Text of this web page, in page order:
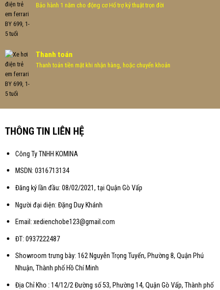
Bảo hành 1 năm cho động cơ Hổ trợ kỷ thuật trọn đời
Thanh toán
Thanh toán tiền mặt khi nhận hàng, hoặc chuyển khoản
THÔNG TIN LIÊN HỆ
Công Ty TNHH KOMINA
MSDN: 0316713134
Đăng ký lần đầu: 08/02/2021, tại Quận Gò Vấp
Người đại diện: Đặng Duy Khánh
Email: xedienchobe123@gmail.com
ĐT: 0937222487
Showroom trưng bày: 162 Nguyễn Trọng Tuyển, Phường 8, Quận Phú
Nhuận, Thành phố Hồ Chí Minh
Địa Chỉ Kho : 14/12/2 Đường số 53, Phường 14, Quận Gò Vấp, Thành phố